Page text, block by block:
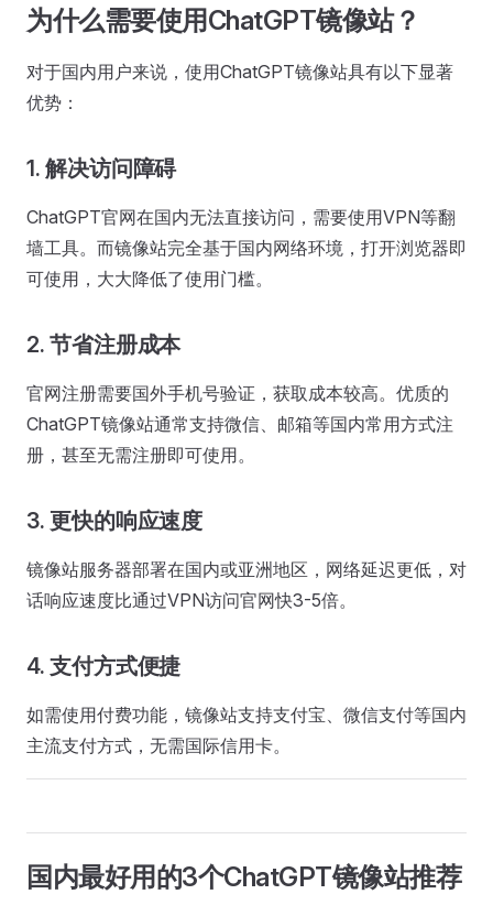
为什么需要使用ChatGPT镜像站？
对于国内用户来说，使用ChatGPT镜像站具有以下显著
优势：
1. 解决访问障碍
ChatGPT官网在国内无法直接访问，需要使用VPN等翻
墙工具。而镜像站完全基于国内网络环境，打开浏览器即
可使用，大大降低了使用门槛。
2. 节省注册成本
官网注册需要国外手机号验证，获取成本较高。优质的
ChatGPT镜像站通常支持微信、邮箱等国内常用方式注
册，甚至无需注册即可使用。
3. 更快的响应速度
镜像站服务器部署在国内或亚洲地区，网络延迟更低，对
话响应速度比通过VPN访问官网快3-5倍。
4. 支付方式便捷
如需使用付费功能，镜像站支持支付宝、微信支付等国内
主流支付方式，无需国际信用卡。
国内最好用的3个ChatGPT镜像站推荐